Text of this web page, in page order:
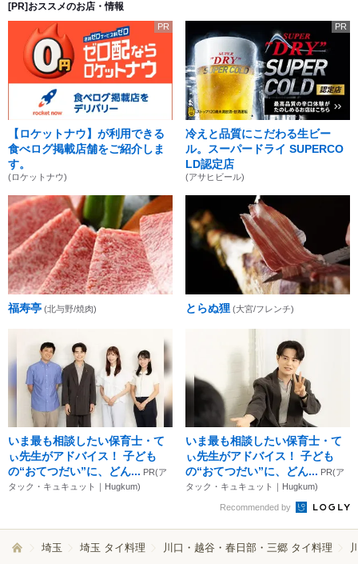
[PR]おススメのお店・情報
PR
【ロケットナウ】が利用できる
食べログ掲載店舗をご紹介しま
す。
(ロケットナウ)
PR
冷えと品質にこだわる生ビー
ル。スーパードライ SUPERCO
LD認定店
(アサヒビール)
福寿亭 (北与野/焼肉) とらぬ狸 (大宮/フレンチ)
いま最も相談したい保育士・て
ぃ先生がアドバイス！ 子ども
の“おてつだい”に、どん... PR(ア
タック・キュキュット｜Hugkum)
いま最も相談したい保育士・て
ぃ先生がアドバイス！ 子ども
の“おてつだい”に、どん... PR(ア
タック・キュキュット｜Hugkum)
Recommended by
埼玉 埼玉 タイ料理 川口・越谷・春日部・三郷 タイ料理